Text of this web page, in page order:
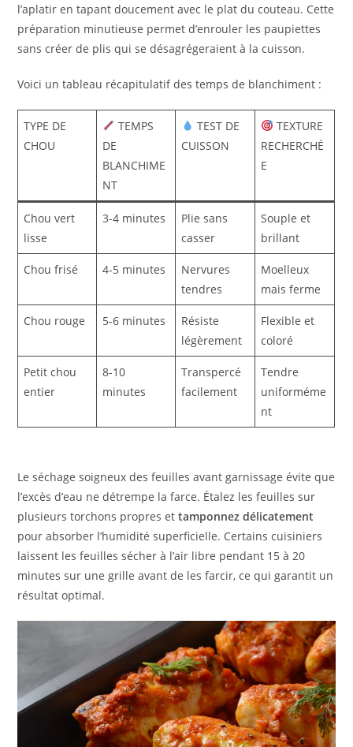
l’aplatir en tapant doucement avec le plat du couteau. Cette
préparation minutieuse permet d’enrouler les paupiettes
sans créer de plis qui se désagrégeraient à la cuisson.
Voici un tableau récapitulatif des temps de blanchiment :
TYPE DE
CHOU
TEMPS
DE
BLANCHIME
NT
TEST DE
CUISSON
TEXTURE
RECHERCHÉ
E
Chou vert
lisse
3-4 minutes
Plie sans
casser
Souple et
brillant
Chou frisé 4-5 minutes
Nervures
tendres
Moelleux
mais ferme
Chou rouge 5-6 minutes
Résiste
légèrement
Flexible et
coloré
Petit chou
entier
8-10
minutes
Transpercé
facilement
Tendre
uniforméme
nt
Le séchage soigneux des feuilles avant garnissage évite que
l’excès d’eau ne détrempe la farce. Étalez les feuilles sur
plusieurs torchons propres ettamponnez délicatement
pour absorber l’humidité superficielle. Certains cuisiniers
laissent les feuilles sécher à l’air libre pendant 15 à 20
minutes sur une grille avant de les farcir, ce qui garantit un
résultat optimal.